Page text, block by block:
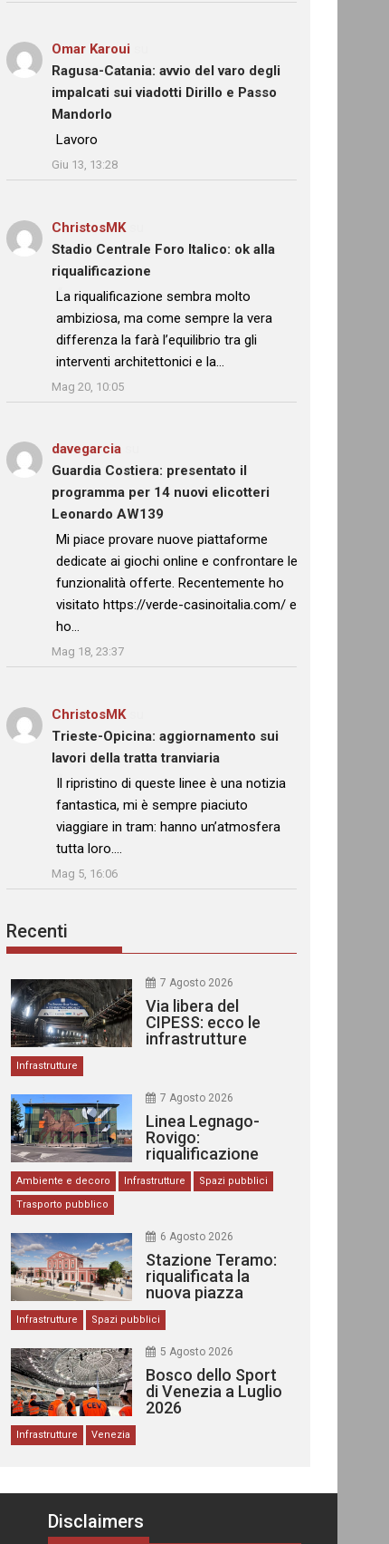
Omar Karoui
Ragusa-Catania: avvio del varo degli
impalcati sui viadotti Dirillo e Passo
Mandorlo
: “Lavoro
Giu 13, 13:28
ChristosMKsu
Stadio Centrale Foro Italico: ok alla
riqualificazione
: “La riqualificazione sembra molto
ambiziosa, ma come sempre la vera
differenza la farà l’equilibrio tra gli
interventi architettonici e la…
Mag 20, 10:05
davegarcia
Guardia Costiera: presentato il
programma per 14 nuovi elicotteri
Leonardo AW139
: “
Mi piace provare nuove piattaforme
dedicate ai giochi online e confrontare le
funzionalità offerte. Recentemente ho
visitato https://verde-casinoitalia.com/ e
ho…
Mag 18, 23:37
ChristosMKsu
Trieste-Opicina: aggiornamento sui
lavori della tratta tranviaria
: “
Il ripristino di queste linee è una notizia
fantastica, mi è sempre piaciuto
viaggiare in tram: hanno un’atmosfera
tutta loro.…
Mag 5, 16:06
Recenti
7 Agosto 2026
Via libera del
CIPESS: ecco le
infrastrutture
Infrastrutture
7 Agosto 2026
Linea Legnago-
Rovigo:
riqualificazione
delle stazioni
Ambiente e decoro Infrastrutture
Spazi pubblici
Trasporto pubblico
6 Agosto 2026
Stazione Teramo:
riqualificata la
nuova piazza
urbana
Infrastrutture Spazi pubblici
5 Agosto 2026
Bosco dello Sport
di Venezia a Luglio
2026
Infrastrutture Venezia
Disclaimers